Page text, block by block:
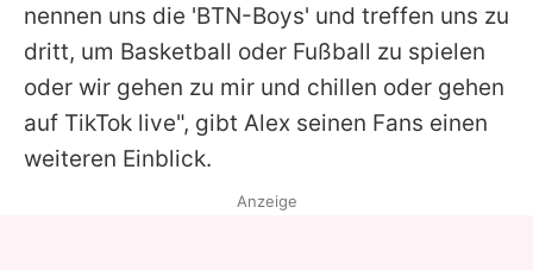
nennen uns die 'BTN-Boys' und treffen uns zu
dritt, um Basketball oder Fußball zu spielen
oder wir gehen zu mir und chillen oder gehen
auf TikTok live", gibt Alex seinen Fans einen
weiteren Einblick.
Anzeige